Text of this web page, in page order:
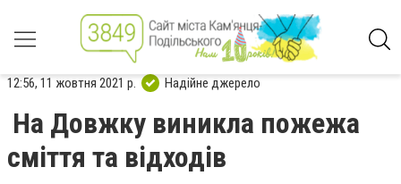
12:56, 11 жовтня 2021 р. Надійне джерело
На Довжку виникла пожежа
сміття та відходів